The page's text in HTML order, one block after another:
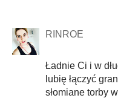
RINROE
Ładnie Ci i w
lubię łączyć
słomiane torby